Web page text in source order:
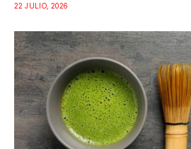
22 JULIO, 2026